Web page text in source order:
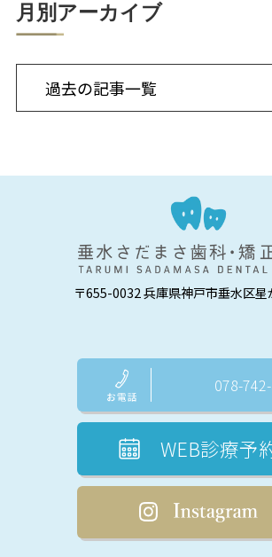
月別アーカイブ
〒655-0032 兵庫県神戸市垂水区
078-
WEB診療予